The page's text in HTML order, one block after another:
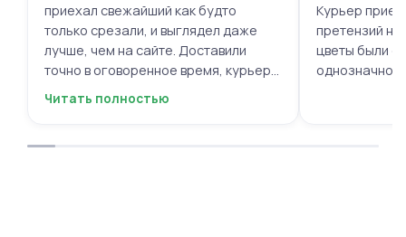
приехал свежайший как будто
только срезали, и выглядел даже
лучше, чем на сайте. Доставили
точно в оговоренное время, курьер
вежливый, ещё и открытку с тёплыми
приятными. Однозначно буду
Читать полностью
Курьер
претензий
цветы были
однозначно.